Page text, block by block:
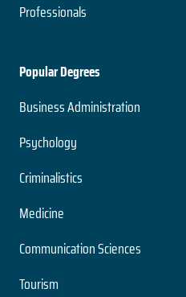
Professionals
Popular Degrees
Business Administration
Psychology
Criminalistics
Medicine
Communication Sciences
Tourism